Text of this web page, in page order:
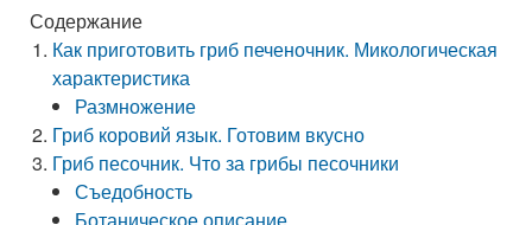
Содержание
Как приготовить гриб печеночник. Микологическая
характеристика
Размножение
Гриб коровий язык. Готовим вкусно
Гриб песочник. Что за грибы песочники
Съедобность